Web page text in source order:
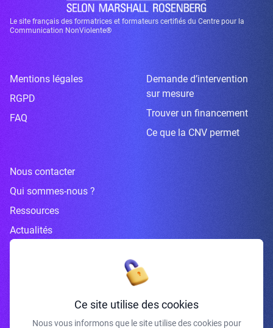
Le site français des formatrices et formateurs certifiés du Centre pour la
Communication NonViolente®
Mentions légales
RGPD
FAQ
Demande d’intervention
sur mesure
Trouver un financement
Ce que la CNV permet
Nous contacter
Qui sommes-nous ?
Ressources
Actualités
Inscrivez-vous à la newsletter
Ce site utilise des cookies
Nous vous informons que le site utilise des cookies pour